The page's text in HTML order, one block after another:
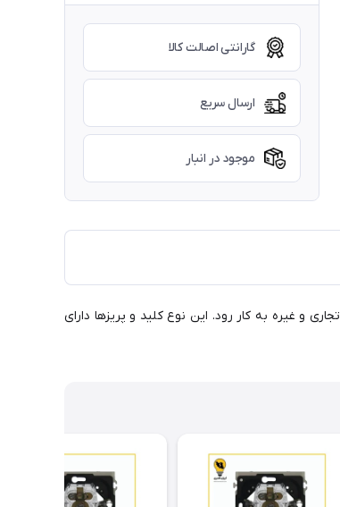
گارانتی اصالت کالا
ارسال سریع
موجود در انبار
و غیره به کار رود. این نوع کلید و پریزها دارای